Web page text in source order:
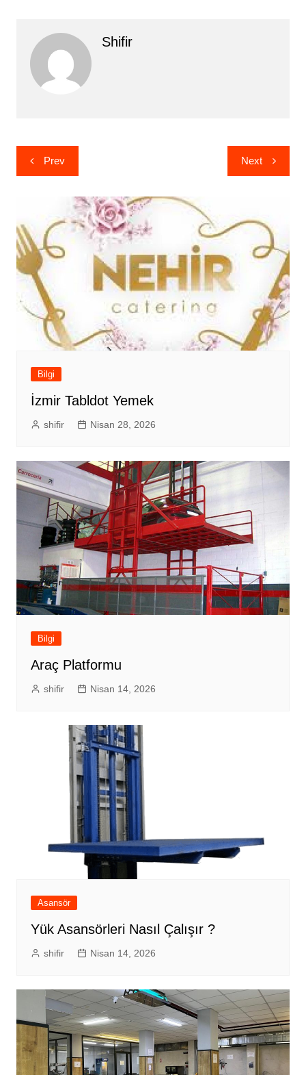
Shifir
Yazı
gezinmesi
Prev Next
Bilgi
İzmir Tabldot Yemek
shifir Nisan 28, 2026
Bilgi
Araç Platformu
shifir Nisan 14, 2026
Asansör
Yük Asansörleri Nasıl Çalışır ?
shifir Nisan 14, 2026